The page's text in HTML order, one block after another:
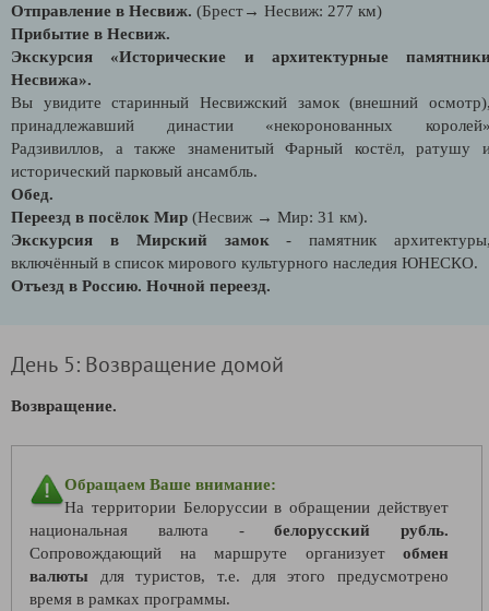
Отправление в Несвиж. (Брест→ Несвиж: 277 км)
Прибытие в Несвиж.
Экскурсия «Исторические и архитектурные
Несвижа».
Вы увидите старинный Несвижский замок (внешний
принадлежавший династии «некоронованных
Радзивиллов, а также знаменитый Фарный костёл, ратушу
исторический парковый ансамбль.
Обед.
Переезд в посёлок Мир (Несвиж → Мир: 31 км).
Экскурсия в Мирский замок - памятник
включённый в список мирового культурного наследия ЮНЕСКО.
Отъезд в Россию. Ночной переезд.
День 5: Возвращение домой
Возвращение.
Обращаем Ваше внимание:
На территории Белоруссии в обращении действует
национальная валюта -белорусский рубль.
Сопровождающий на маршруте организует обмен
валюты для туристов, т.е. для этого предусмотрено
время в рамках программы.